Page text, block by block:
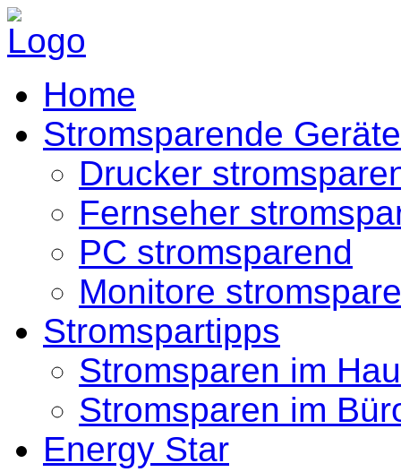
Home
Stromsparende Geräte
Drucker
Fernseher
PC stromsparend
Monitore
Stromspartipps
Stromsparen im
Stromsparen im
Energy Star